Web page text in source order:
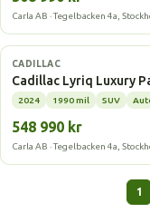
Carla AB · Tegelbacken 4a,
Elbil
CADILLAC
Cadillac Lyriq Luxury
2024 1990 mil SUV
548 990 kr
Carla AB · Tegelbacken 4a,
1